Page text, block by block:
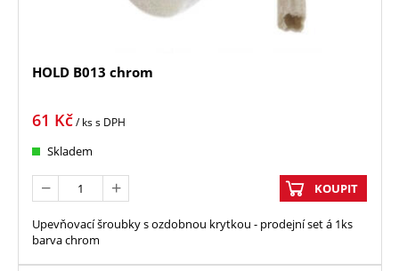
HOLD B013 chrom
61 Kč/ kss DPH
Skladem
KOUPIT
Upevňovací šroubky s ozdobnou krytkou - prodejní set á 1ks
barva chrom